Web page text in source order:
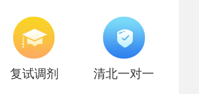
姓名-本科学校”（例如：
为附件上传报名系统。入
材料。
复试调剂 清北一对一